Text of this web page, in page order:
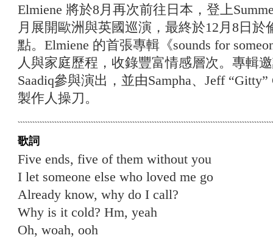
Elmiene 將於8月再次前往日本，登上
月展開歐洲與英國巡演，最終於12月8日於
點。Elmiene 的首張專輯《sounds for
人與家庭歷程，收錄豐富情感層次。專輯
Saadiq參與演出，並由Sampha、Jeff
製作人操刀。
歌詞
Five ends, five of them without you
I let someone else who loved me go
Already know, why do I call?
Why is it cold? Hm, yeah
Oh, woah, ooh